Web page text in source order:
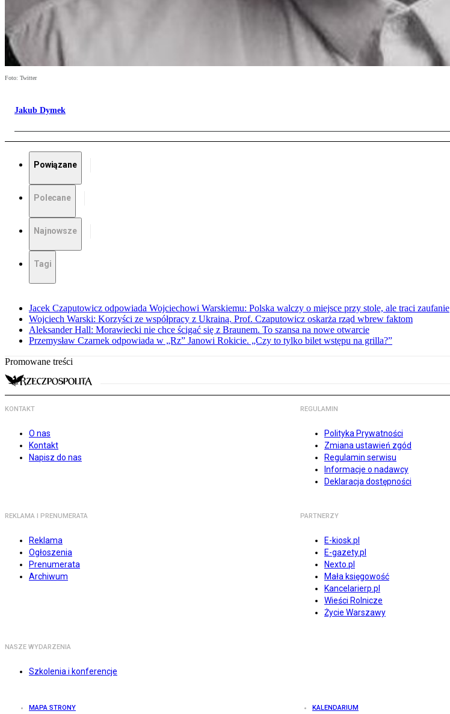
Foto: Twitter
Jakub Dymek
Powiązane
Polecane
Najnowsze
Tagi
Jacek Czaputowicz odpowiada Wojciechowi Warskiemu: Polska walczy o miejsce przy stole, ale traci zaufanie
Wojciech Warski: Korzyści ze współpracy z Ukrainą. Prof. Czaputowicz oskarża rząd wbrew faktom
Aleksander Hall: Morawiecki nie chce ścigać się z Braunem. To szansa na nowe otwarcie
Przemysław Czarnek odpowiada w „Rz” Janowi Rokicie. „Czy to tylko bilet wstępu na grilla?”
Promowane treści
KONTAKT
O nas
Kontakt
Napisz do nas
REGULAMIN
Polityka Prywatności
Zmiana ustawień zgód
Regulamin serwisu
Informacje o nadawcy
Deklaracja dostępności
REKLAMA I PRENUMERATA
Reklama
Ogłoszenia
Prenumerata
Archiwum
PARTNERZY
E-kiosk.pl
E-gazety.pl
Nexto.pl
Mała księgowość
Kancelarierp.pl
Wieści Rolnicze
Życie Warszawy
NASZE WYDARZENIA
Szkolenia i konferencje
MAPA STRONY KALENDARIUM